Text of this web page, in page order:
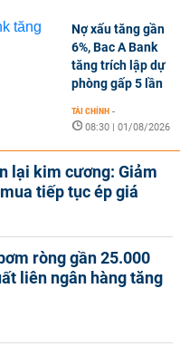
Nợ xấu tăng gần
6%, Bac A Bank
tăng trích lập dự
phòng gấp 5 lần
TÀI CHÍNH -
08:30 | 01/08/2026
lại kim cương: Giảm
tiếp tục ép giá
ròng gần 25.000
liên ngân hàng tăng